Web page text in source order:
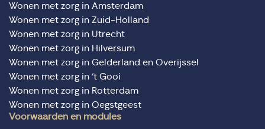
Wonen met zorg in Amsterdam
Wonen met zorg in Zuid-Holland
Wonen met zorg in Utrecht
Wonen met zorg in Hilversum
Wonen met zorg in Gelderland en Overijssel
Wonen met zorg in ‘t Gooi
Wonen met zorg in Rotterdam
Wonen met zorg in Oegstgeest
Voorwaarden en modules